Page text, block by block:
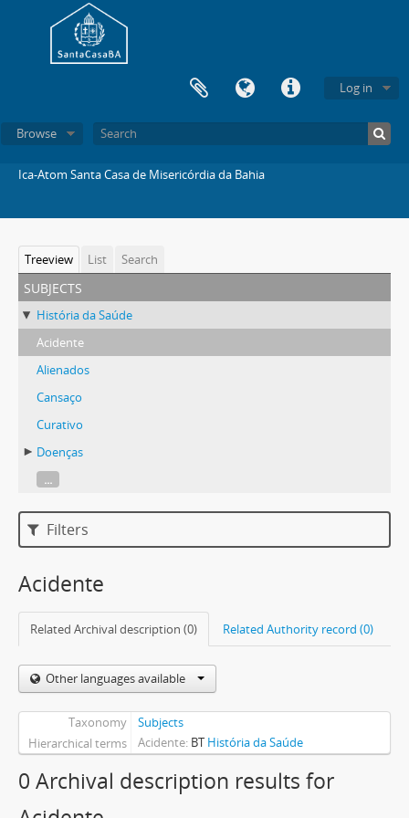
Log in
Browse
Ica-Atom Santa Casa de Misericórdia da Bahia
Treeview List Search
subjects
História da Saúde
Acidente
Alienados
Cansaço
Curativo
Doenças
...
Filters
Acidente
Related Archival description (0) Related Authority record (0)
Other languages available
Taxonomy
Subjects
Hierarchical terms
Acidente BT História da Saúde
0 Archival description results for